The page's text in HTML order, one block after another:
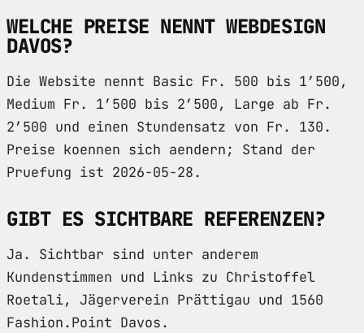
WELCHE PREISE NENNT WEBDESIGN
DAVOS?
Die Website nennt Basic Fr. 500 bis 1’500,
Medium Fr. 1’500 bis 2’500, Large ab Fr.
2’500 und einen Stundensatz von Fr. 130.
Preise koennen sich aendern; Stand der
Pruefung ist 2026-05-28.
GIBT ES SICHTBARE REFERENZEN?
Ja. Sichtbar sind unter anderem
Kundenstimmen und Links zu Christoffel
Roetali, Jägerverein Prättigau und 1560
Fashion.Point Davos.